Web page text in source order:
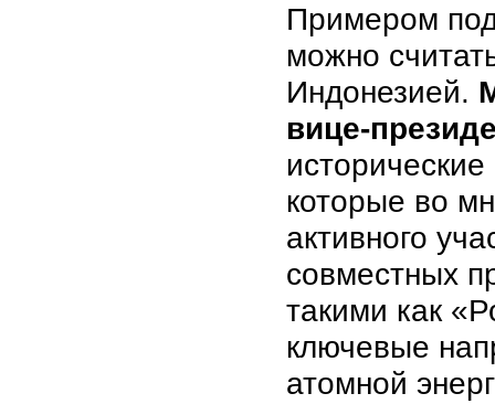
Примером
можно
Индонезией.
вице-
которые во
активного
совместных
такими как
ключевые
атомной